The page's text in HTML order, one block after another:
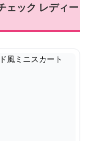
ェック レディー